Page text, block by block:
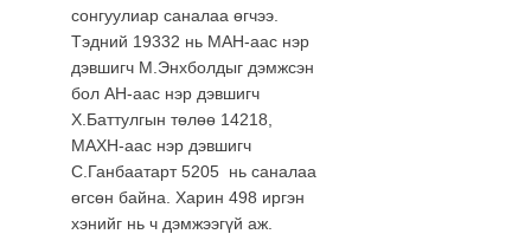
сонгуулиар саналаа өгчээ.
Тэдний 19332 нь МАН-аас нэр
дэвшигч М.Энхболдыг дэмжсэн
бол АН-аас нэр дэвшигч
Х.Баттулгын төлөө 14218,
МАХН-аас нэр дэвшигч
С.Ганбаатарт 5205 нь саналаа
өгсөн байна. Харин 498 иргэн
хэнийг нь ч дэмжээгүй аж.